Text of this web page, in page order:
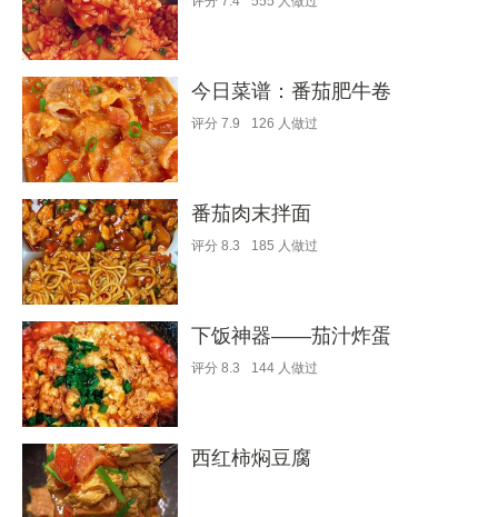
今日菜谱：番茄肥牛卷
评分 7.9 126 人做过
番茄肉末拌面
评分 8.3 185 人做过
下饭神器——茄汁炸蛋
评分 8.3 144 人做过
西红柿焖豆腐